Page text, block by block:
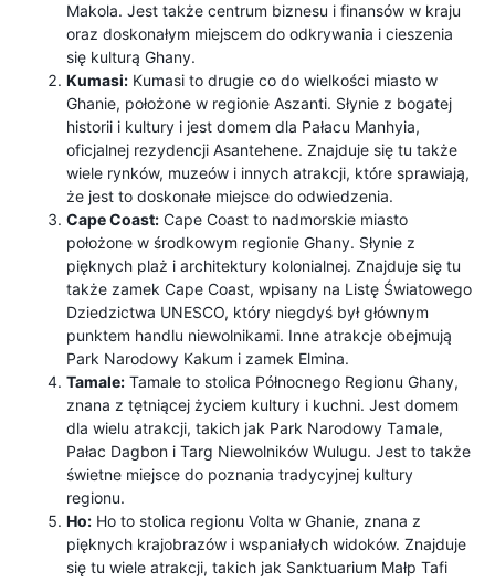
Makola. Jest także centrum biznesu i finansów w kraju
oraz doskonałym miejscem do odkrywania i cieszenia
się kulturą Ghany.
Kumasi: Kumasi to drugie co do wielkości miasto w
Ghanie, położone w regionie Aszanti. Słynie z bogatej
historii i kultury i jest domem dla Pałacu Manhyia,
oficjalnej rezydencji Asantehene. Znajduje się tu także
wiele rynków, muzeów i innych atrakcji, które sprawiają,
że jest to doskonałe miejsce do odwiedzenia.
Cape Coast: Cape Coast to nadmorskie miasto
położone w środkowym regionie Ghany. Słynie z
pięknych plaż i architektury kolonialnej. Znajduje się tu
także zamek Cape Coast, wpisany na Listę Światowego
Dziedzictwa UNESCO, który niegdyś był głównym
punktem handlu niewolnikami. Inne atrakcje obejmują
Park Narodowy Kakum i zamek Elmina.
Tamale: Tamale to stolica Północnego Regionu Ghany,
znana z tętniącej życiem kultury i kuchni. Jest domem
dla wielu atrakcji, takich jak Park Narodowy Tamale,
Pałac Dagbon i Targ Niewolników Wulugu. Jest to także
świetne miejsce do poznania tradycyjnej kultury
regionu.
Ho: Ho to stolica regionu Volta w Ghanie, znana z
pięknych krajobrazów i wspaniałych widoków. Znajduje
się tu wiele atrakcji, takich jak Sanktuarium Małp Tafi